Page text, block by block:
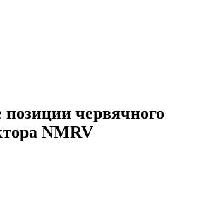
червячного
NMRV